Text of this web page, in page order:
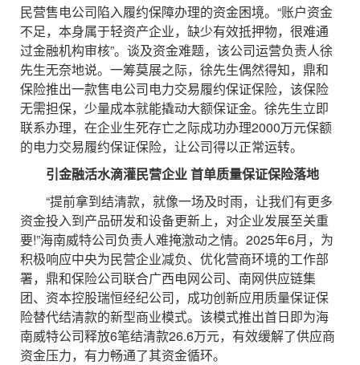
民营售电公司陷入履约保障办理的资金困境。“账户资金
不足，本身属于轻资产企业，缺少有效抵押物，很难通
过金融机构审核”。谈及资金难题，该公司运营负责人徐
先生无奈地说。一筹莫展之际，徐先生偶然得知，鼎和
保险推出一款售电公司电力交易履约保证保险，该保险
无需担保，少量成本就能撬动大额保证金。徐先生立即
联系办理，在企业生死存亡之际成功办理2000万元保额
的电力交易履约保证保险，让公司得以正常运转。
引金融活水滴灌民营企业 首单质量保证保险落地
“提前拿到结清款，就像一场及时雨，让我们有更多
资金投入到产品研发和设备更新上，对企业发展至关重
要!”海南威特公司负责人难掩激动之情。2025年6月，为
积极响应中央为民营企业减负、优化营商环境的工作部
署，鼎和保险公司联合广西电网公司、南网供应链集
团、资本控股瑞恒经纪公司，成功创新应用质量保证保
险替代结清款的新型商业模式。该模式推出首日即为海
南威特公司释放6笔结清款26.6万元，有效缓解了供应商
资金压力，有力畅通了其资金循环。